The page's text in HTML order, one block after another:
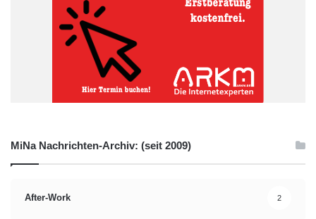
MiNa Nachrichten-Archiv: (seit 2009)
After-Work 2